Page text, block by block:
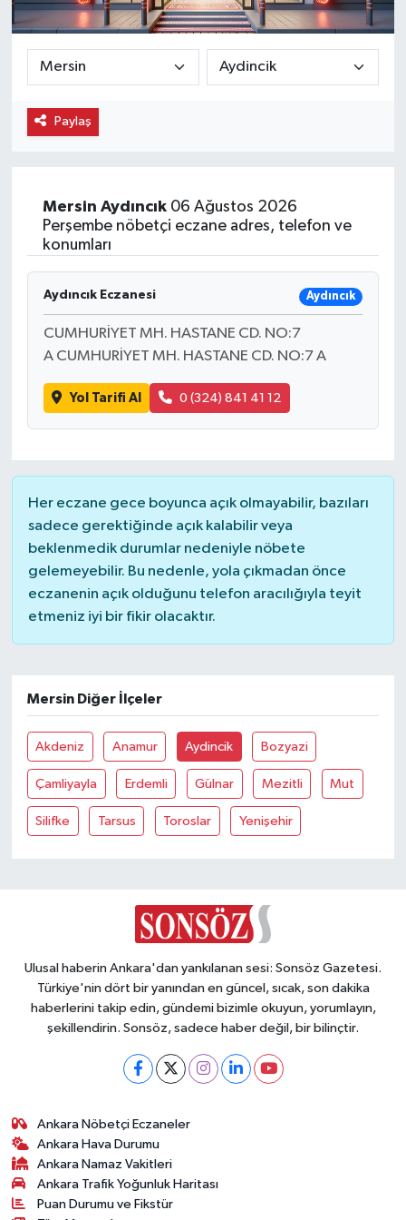
Paylaş
Mersin Aydıncık06 Ağustos 2026
Perşembe nöbetçi eczane adres, telefon ve
konumları
Aydıncık Eczanesi Aydıncık
CUMHURİYET MH. HASTANE CD. NO:7
A CUMHURİYET MH. HASTANE CD. NO:7 A
Yol Tarifi Al 0 (324) 841 41 12
Her eczane gece boyunca açık olmayabilir, bazıları
sadece gerektiğinde açık kalabilir veya
beklenmedik durumlar nedeniyle nöbete
gelemeyebilir. Bu nedenle, yola çıkmadan önce
eczanenin açık olduğunu telefon aracılığıyla teyit
etmeniz iyi bir fikir olacaktır.
Mersin Diğer İlçeler
Akdeniz Anamur Aydincik Bozyazi
Çamliyayla Erdemli Gülnar Mezitli Mut
Silifke Tarsus Toroslar Yenişehir
Ulusal haberin Ankara'dan yankılanan sesi: Sonsöz Gazetesi.
Türkiye'nin dört bir yanından en güncel, sıcak, son dakika
haberlerini takip edin, gündemi bizimle okuyun, yorumlayın,
şekillendirin. Sonsöz, sadece haber değil, bir bilinçtir.
Ankara Nöbetçi Eczaneler
Ankara Hava Durumu
Ankara Namaz Vakitleri
Ankara Trafik Yoğunluk Haritası
Puan Durumu ve Fikstür
Ekonomi
Emlak
Gurme
Keşfet
Kültür & Sanat
Sağlık
Seri İlan
Spor
Vasıta